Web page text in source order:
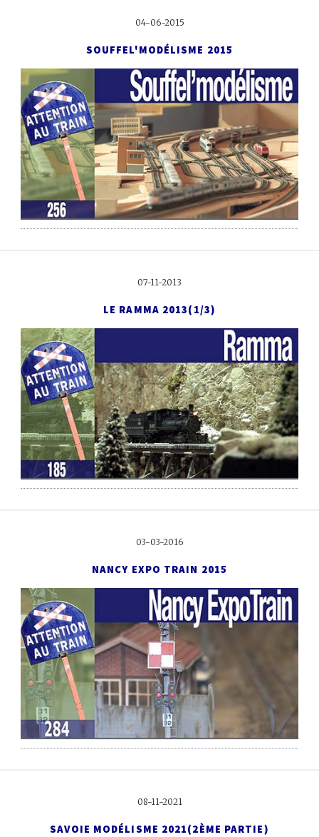
04-06-2015
SOUFFEL'MODÉLISME 2015
07-11-2013
LE RAMMA 2013(1/3)
03-03-2016
NANCY EXPO TRAIN 2015
08-11-2021
SAVOIE MODÉLISME 2021(2ÈME PARTIE)